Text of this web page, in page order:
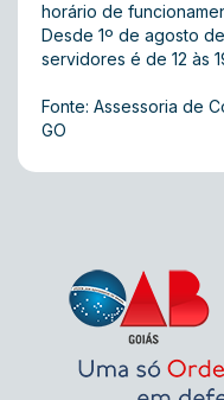
horário de
Desde 1º de agosto
servidores é de 12 às
Fonte: Assessoria de
GO